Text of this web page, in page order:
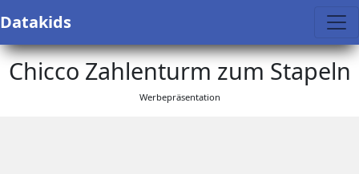
Datakids
Chicco Zahlenturm zum Stapeln
Werbepräsentation